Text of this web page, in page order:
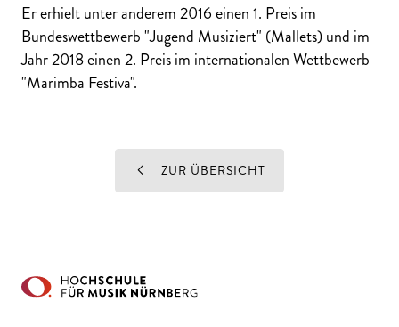
Er erhielt unter anderem 2016 einen 1. Preis im
Bundeswettbewerb "Jugend Musiziert" (Mallets) und im
Jahr 2018 einen 2. Preis im internationalen Wettbewerb
"Marimba Festiva".
ZUR ÜBERSICHT